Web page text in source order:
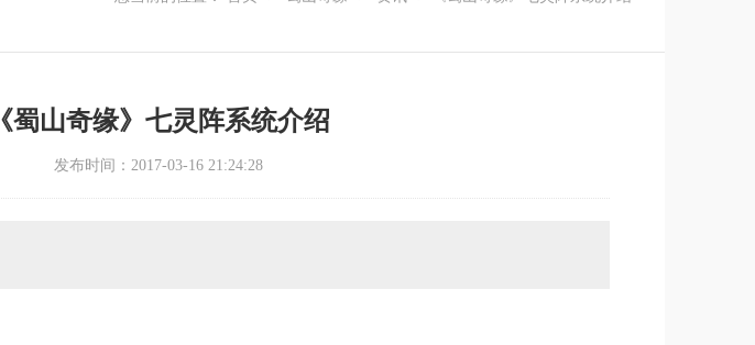
《蜀山奇缘》七灵阵系统介绍
发布时间：2017-03-16 21:24:28